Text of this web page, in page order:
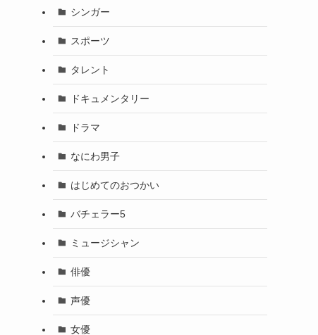
シンガー
スポーツ
タレント
ドキュメンタリー
ドラマ
なにわ男子
はじめてのおつかい
バチェラー5
ミュージシャン
俳優
声優
女優